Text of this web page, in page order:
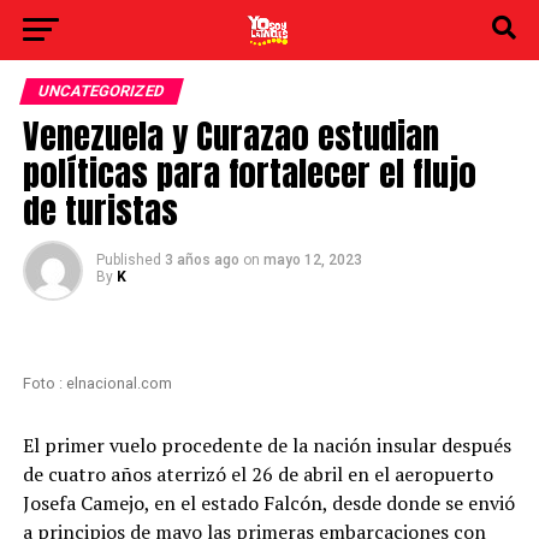
UNCATEGORIZED
Venezuela y Curazao estudian
políticas para fortalecer el flujo
de turistas
Published 3 años ago on mayo 12, 2023
By K
Foto : elnacional.com
El primer vuelo procedente de la nación insular después
de cuatro años aterrizó el 26 de abril en el aeropuerto
Josefa Camejo, en el estado Falcón, desde donde se envió
a principios de mayo las primeras embarcaciones con